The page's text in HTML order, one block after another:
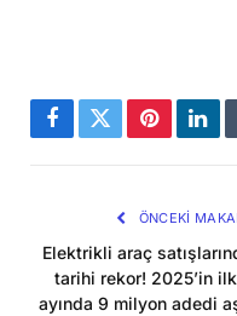
Facebook
TwitterPinterest
ÖNCEKI
Elektrikli araç
tarihi rekor! 2025’in
ayında 9 milyon adedi